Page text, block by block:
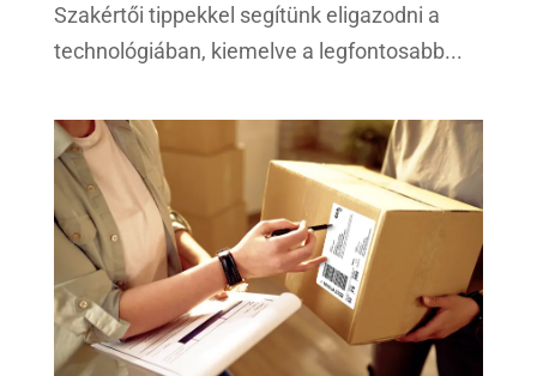
Szakértői tippekkel segítünk eligazodni a
technológiában, kiemelve a legfontosabb...